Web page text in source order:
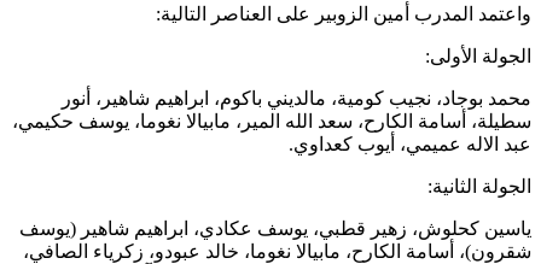
واعتمد المدرب أمين الزوبير على العناصر التالية:
الجولة الأولى:
محمد بوجاد، نجيب كومية، مالديني باكوم، ابراهيم شاهير، أنور
سطيلة، أسامة الكارح، سعد الله المير، مابيالا نغوما، يوسف حكيمي،
عبد الاله عميمي، أيوب كعداوي.
الجولة الثانية:
ياسين كحلوش، زهير قطبي، يوسف عكادي، ابراهيم شاهير (يوسف
شقرون)، أسامة الكارح، مابيالا نغوما، خالد عبودو، زكرياء الصافي،